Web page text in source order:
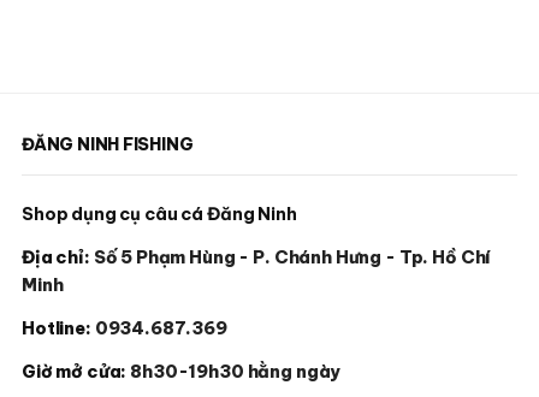
ĐĂNG NINH FISHING
Shop dụng cụ câu cá Đăng Ninh
Địa chỉ: Số 5 Phạm Hùng - P. Chánh Hưng - Tp. Hồ Chí
Minh
Hotline: 0934.687.369
Giờ mở cửa: 8h30-19h30 hằng ngày